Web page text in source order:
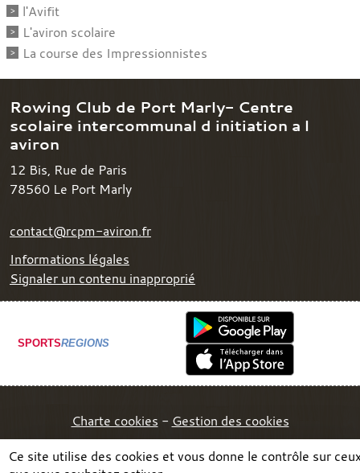
l'Avifit
L'aviron scolaire
La course des Impressionnistes
Rowing Club de Port Marly- Centre
scolaire intercommunal d initiation a l
aviron
12 Bis, Rue de Paris
78560 Le Port Marly
contact@rcpm-aviron.fr
Informations légales
Signaler un contenu inapproprié
SPORTSREGIONS
Charte cookies Gestion des cookies
Ce site utilise des cookies et vous donne le contrôle sur